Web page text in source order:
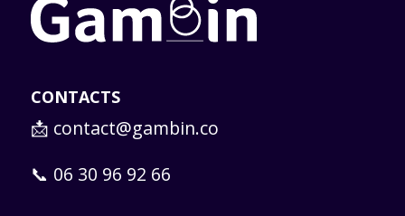
CONTACTS
📩 contact@gambin.co
📞 06 30 96 92 66